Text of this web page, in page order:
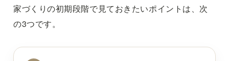
家づくりの初期段階で見ておきたいポイントは、次
の3つです。